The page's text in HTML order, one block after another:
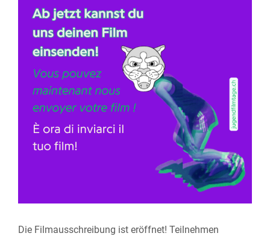
Die Filmausschreibung ist eröffnet! Teilnehmen